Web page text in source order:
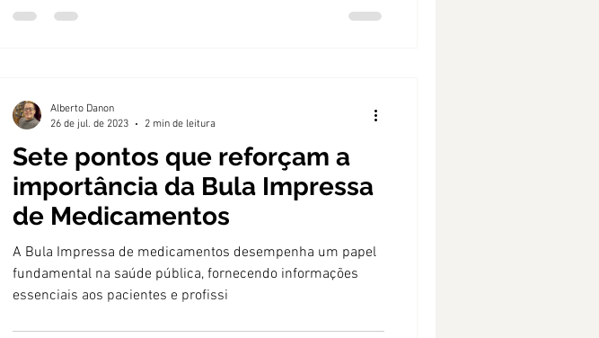
Sete pontos que reforçam a
importância da Bula Impressa
de Medicamentos
A Bula Impressa de medicamentos desempenha um papel
fundamental na saúde pública, fornecendo informações
essenciais aos pacientes e profissi
Alberto Danon
26 de jul. de 2023
2 min de leitura